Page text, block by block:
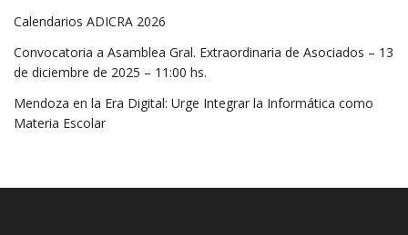
Calendarios ADICRA 2026
Convocatoria a Asamblea Gral. Extraordinaria de Asociados – 13
de diciembre de 2025 – 11:00 hs.
Mendoza en la Era Digital: Urge Integrar la Informática como
Materia Escolar